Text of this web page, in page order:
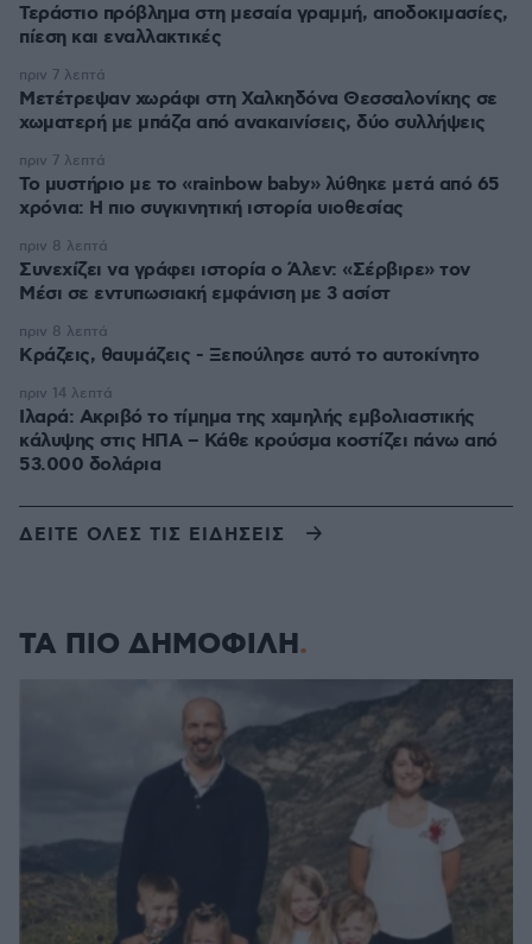
Τεράστιο πρόβλημα στη μεσαία γραμμή, αποδοκιμασίες,
πίεση και εναλλακτικές
Μετέτρεψαν χωράφι στη Χαλκηδόνα Θεσσαλονίκης σε
χωματερή με μπάζα από ανακαινίσεις, δύο συλλήψεις
πριν 7 λεπτά
Το μυστήριο με το «rainbow baby» λύθηκε μετά από 65
χρόνια: Η πιο συγκινητική ιστορία υιοθεσίας
πριν 7 λεπτά
Συνεχίζει να γράφει ιστορία ο Άλεν: «Σέρβιρε» τον
Μέσι σε εντυπωσιακή εμφάνιση με 3 ασίστ
πριν 8 λεπτά
Κράζεις, θαυμάζεις - Ξεπούλησε αυτό το αυτοκίνητο
πριν 8 λεπτά
Ιλαρά: Ακριβό το τίμημα της χαμηλής εμβολιαστικής
κάλυψης στις ΗΠΑ – Κάθε κρούσμα κοστίζει πάνω από
53.000 δολάρια
πριν 14 λεπτά
ΔΕΙΤΕ ΟΛΕΣ ΤΙΣ ΕΙΔΗΣΕΙΣ
ΤΑ ΠΙΟ ΔΗΜΟΦΙΛΗ